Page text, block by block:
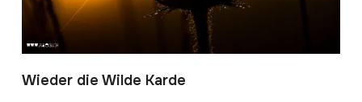
Wieder die Wilde Karde